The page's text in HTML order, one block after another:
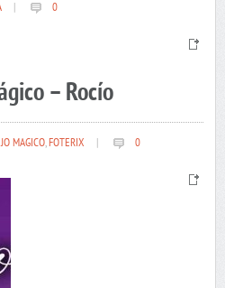
0
– Rocío
MAGICO,FOTERIX 0